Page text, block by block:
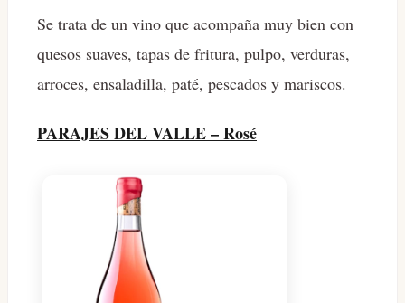
Se trata de un vino que acompaña muy bien con
quesos suaves, tapas de fritura, pulpo, verduras,
arroces, ensaladilla, paté, pescados y mariscos.
PARAJES DEL VALLE – Rosé